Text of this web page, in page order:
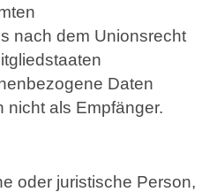
nach dem Unionsrecht
Daten
nicht als Empfänger.
oder juristische Person,